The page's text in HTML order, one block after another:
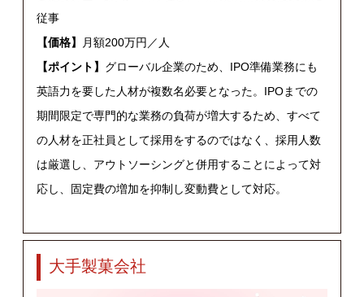
従事
【価格】
月額200万円／人
【ポイント】 グローバル企業のため、IPO準備業務にも
英語力を要した人材が複数名必要となった。IPOまでの
期間限定で専門的な業務の負荷が増大するため、すべて
の人材を正社員として採用をするのではなく、採用人数
は厳選し、アウトソーシングと併用することによって対
応し、固定費の増加を抑制し変動費として対応。
大手製菓会社